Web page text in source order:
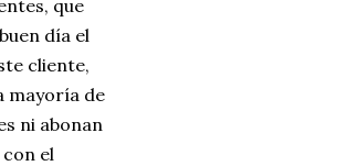
que
día el
cliente,
mayoría de
ni abonan
el